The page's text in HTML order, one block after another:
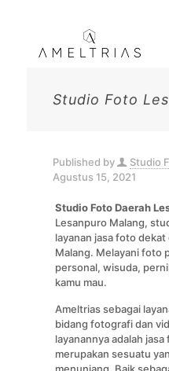
Studio Foto
Published by Studio
Agustus 15, 2021
Studio Foto Daerah
Lesanpuro Malang,
layanan jasa foto
Malang. Melayani foto
personal, wisuda,
kamu mau.
Ameltrias sebagai
bidang fotografi dan
layanannya adalah
merupakan sesuatu